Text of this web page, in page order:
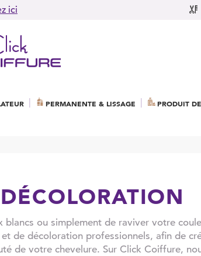
ici
PERMANENTE & LISSAGE PRODUIT
ou simplement de raviver votre
de décoloration professionnels, afin de
de votre chevelure. Sur Click Coiffure,